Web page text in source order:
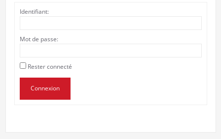
Identifiant:
Mot de passe:
Rester connecté
Connexion